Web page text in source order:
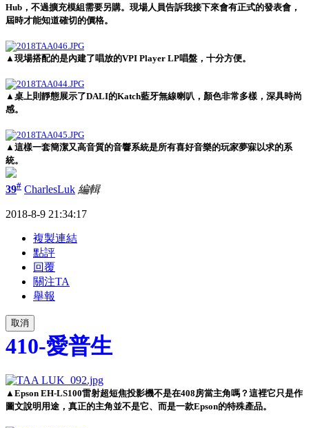
Hub，不過擴充模組需要另購。現場人員告訴我接下來會有正式的發表會，
屆時才能知道確切的價格。
▲現場搭配的是內建了唱放的VPI Player LP唱盤，十分方便。
▲桌上則靜態展示了DALI的Katch藍牙無線喇叭，顏色非常多樣，深具時尚
感。
▲這樣一套簡潔又高音質的音響系統是所有喜好音樂的玩家夢寐以求的系
統。
39# CharlesLuk 編輯
2018-8-9 21:34:17
複製連結
點評
回覆
關注TA
舉報
取消
410-愛普生
▲Epson EH-LS100雷射超短焦投影機不是在408房當主角嗎？這裡它只是作
圖文說明用途，真正的主角並不是它、而是一款Epson的特殊產品。